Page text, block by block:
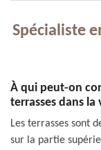
Spécialiste
À qui peut-on
terrasses dans la
Les terrasses sont
sur la partie